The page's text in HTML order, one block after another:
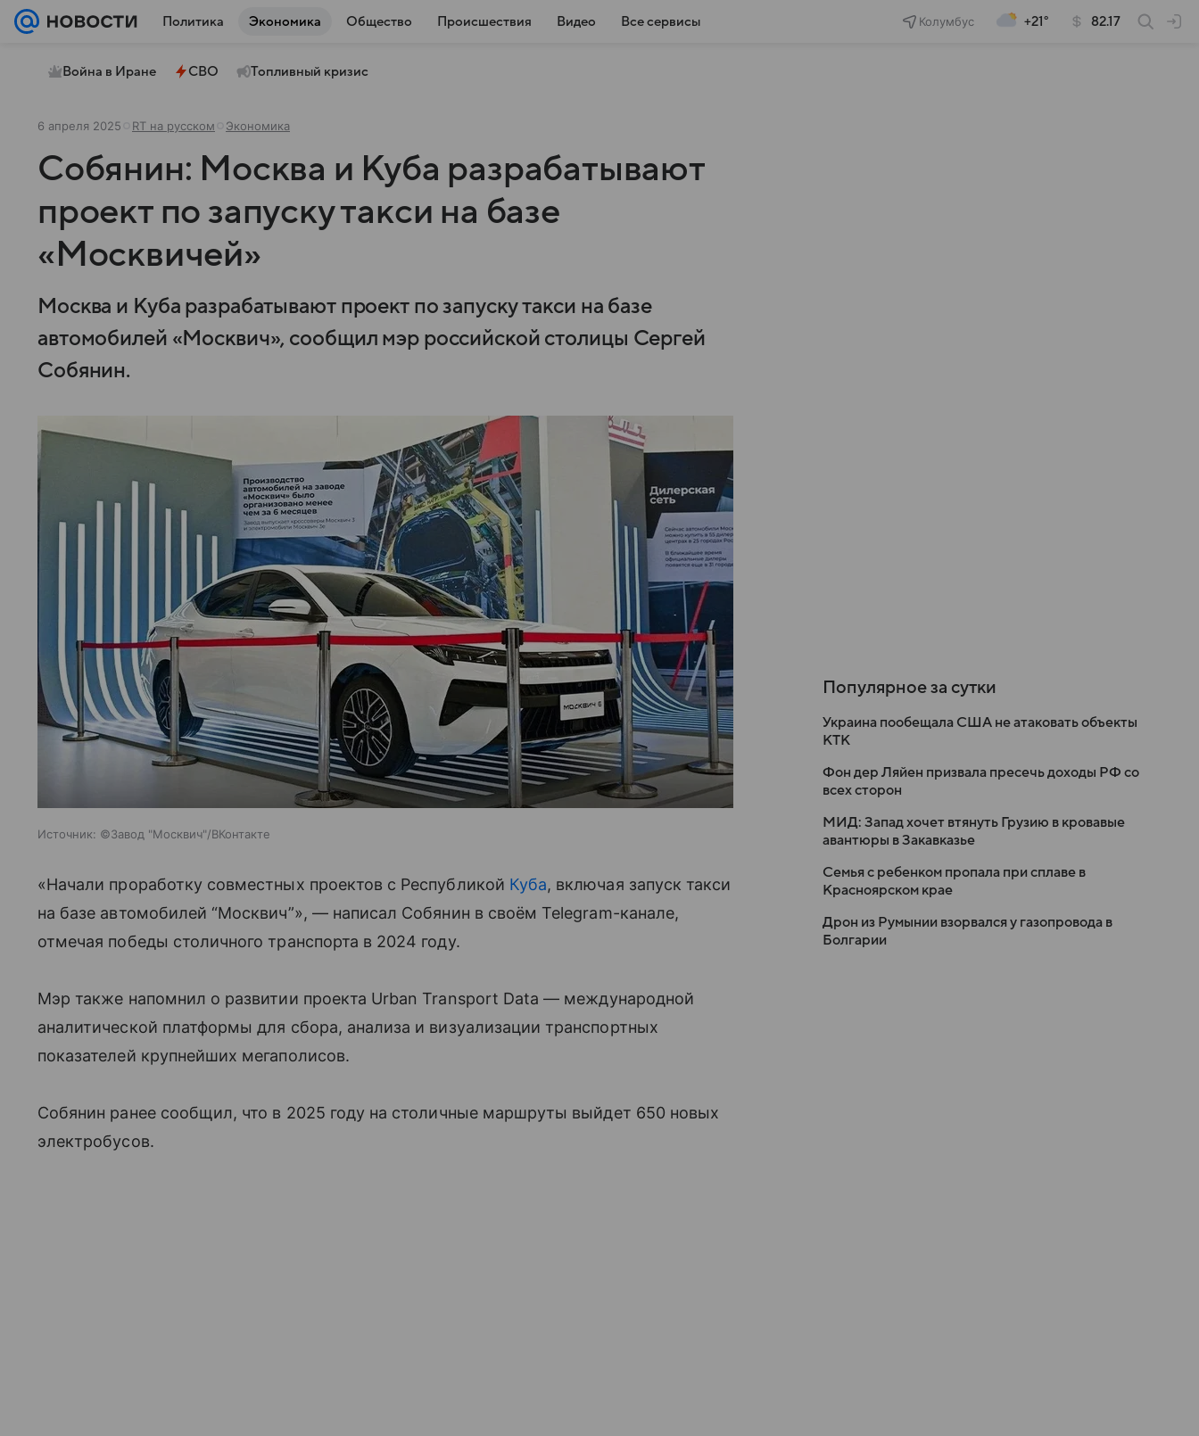
Политика Экономика Общество Происшествия Видео Все сервисы Колумбус +21° 82.17
Война в Иране СВО Топливный кризис
6 апреля 2025 RT на русском Экономика
Собянин: Москва и Куба разрабатывают
проект по запуску такси на базе
«Москвичей»
Москва и Куба разрабатывают проект по запуску такси на базе
автомобилей «Москвич», сообщил мэр российской столицы Сергей
Собянин.
Источник: ©Завод "Москвич"/ВКонтакте
«Начали проработку совместных проектов с Республикой Куба, включая запуск такси
на базе автомобилей “Москвич”», — написал Собянин в своём Telegram-канале,
отмечая победы столичного транспорта в 2024 году.
Мэр также напомнил о развитии проекта Urban Transport Data — международной
аналитической платформы для сбора, анализа и визуализации транспортных
показателей крупнейших мегаполисов.
Собянин ранее сообщил, что в 2025 году на столичные маршруты выйдет 650 новых
электробусов.
Популярное за сутки
Украина пообещала США не атаковать объекты
КТК
Фон дер Ляйен призвала пресечь доходы РФ со
всех сторон
МИД: Запад хочет втянуть Грузию в кровавые
авантюры в Закавказье
Семья с ребенком пропала при сплаве в
Красноярском крае
Дрон из Румынии взорвался у газопровода в
Болгарии